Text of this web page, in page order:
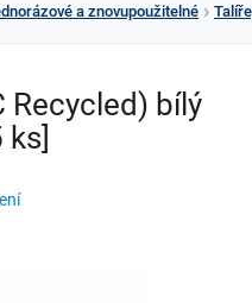
a znovupoužitelné
Recycled) bílý